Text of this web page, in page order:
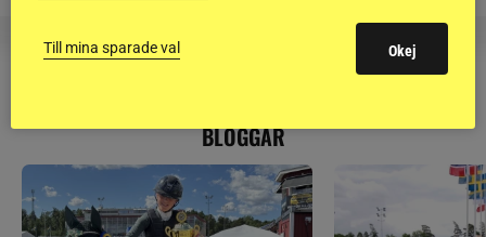
BLOGGAR
Till mina sparade val Okej